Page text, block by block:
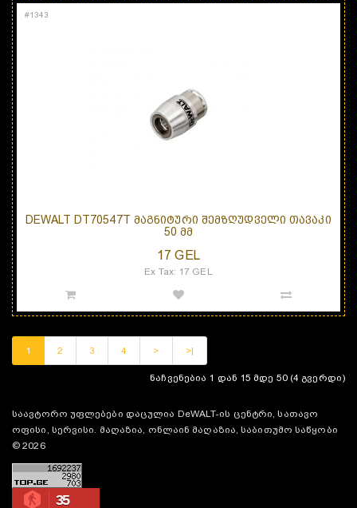
#1343
DEWALT DT70547T ᲛᲐᲒᲜᲘᲢᲣᲠᲘ ᲨᲔᲛᲖᲦᲣᲓᲕᲔᲚᲘ ᲗᲐᲕᲐᲙᲘ
50 ᲛᲛ
17 GEL
Ex Tax: 17 GEL
1 2 3 4 > >|
ნაჩვენებია 1 დან 15 მდე 50 (4 გვერდი)
საავტორო უფლებები დაცულია DeWALT-ის ცენტრი, სათავო
ოფისი, სერვისი. მაღაზია, ონლაინ მაღაზია, საბითუმო საწყობი
© 2026
35